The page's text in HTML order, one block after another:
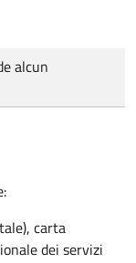
alcun
carta
dei servizi